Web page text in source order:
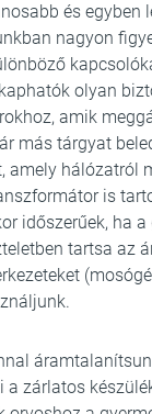
és egyben
nagyon
olyan
amik
más tárgyat
amely hálózatról
is
időszerűek, ha a
tartsa az
zárlatos